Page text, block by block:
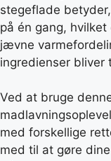
stegeflade
på én gang,
jævne
ingredienser bliver
Ved at bruge
med forskellige
med til at gøre